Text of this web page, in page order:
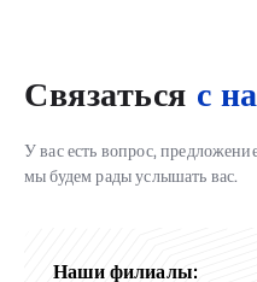
Связаться с
У вас есть вопрос,
мы будем рады услышать вас.
Наши филиалы: